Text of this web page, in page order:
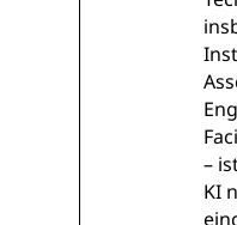
–
KI